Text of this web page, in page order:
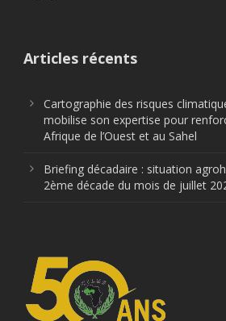
Articles récents
Cartographie des risques
mobilise son expertise pour
Afrique de l’Ouest et au Sahel
Briefing décadaire : situation
2ème décade du mois de juillet